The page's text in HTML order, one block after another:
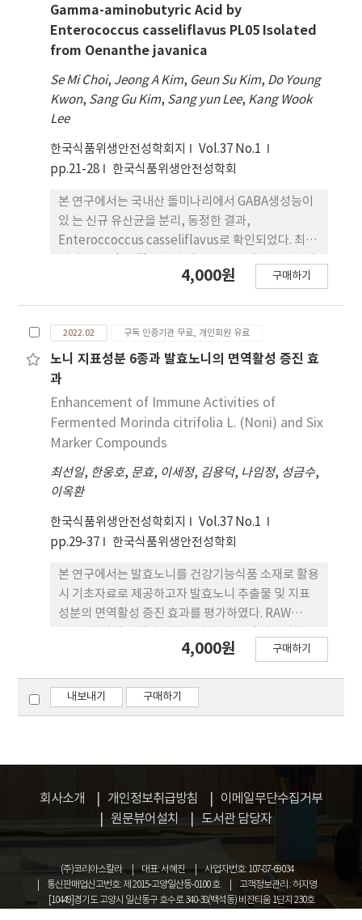
방법에 비해 종 특이 primer를 활용한 PCR 방법을
적 용 할 경우 시료에서 분리된 균주의 종(species)
판별이 가 능하였다.
Gamma-aminobutyric Acid by
Enterococcus casseliflavus PL05 Isolated
from Oenanthe javanica
Se Mi Choi, Jeong A Kim, Geun Su Kim, Do Young
Kwon, Sang Gu Kim, Sang yun Lee, Kang Wook
Lee
한국식품위생안전성학회지
Vol.37 No.1
pp.21-28
한국식품위생안전성학회
본 연구에서는 국내산 돌미나리에서 GABA생성능이
있 는 신규 유산균을 분리, 동정한 결과,
Enteroccoccus casseliflavus로 확인되었다. 최근
대한 보고는 많이 되고 있고, 일 부 Enterococcs속
casseliflavus PL05 균주에 대한 GABA 생성 최적 조
건을 찾기 위하여 배지의 유형, 생육 온도, 초기 pH
조건, 배양 시간, MGS 농도 및 탄소원을 포함한 다양
한 조건을 테스 트하였다. PL05 균주는 MRS 혹은
TSB 배지보다 BHI 배 지에서 생육이 잘 되었으며,
배지의 초기 pH는 7-9 조건 에서 가장 생육이 왕성하
였고, GABA 생성 조건 역시 유 사한 결과로 확인되었
다. GABA의 기질에 해당하는 MSG 의 농도별 GABA
생성량을 조사한 결과, 7%에서 가장 높 은 생성량을
나타내었으나 5%에서도 유사한 수준으로 확 인되어
효율적인 측면에서 5%가 적합할 것으로 판단된다.
탄소원에 따른 생육 및 GABA 생성량은 말토오스를
사용 하였을 때 가장 높은 것으로 확인되었고, 이러한
최적의 조건들로 최종 테스트를 진행한 결과, 24시간
째 140.06±0.71 mM의 GABA가 생성되었고, 전환
율은 78.95%로 확인되 었다. 또한 반코마이신을 포함
한 10개의 항생제에 대한 감 수성을 조사한 결과 내성
4,000원 구매하기
2022.02 구독 인증기관 무료, 개인회원 유료
노니 지표성분 6종과 발효노니의 면역활성 증진 효
과
Enhancement of Immune Activities of
Fermented Morinda citrifolia L. (Noni) and Six
Marker Compounds
최선일, 한웅호, 문효, 이세정, 김용덕, 나임정, 성금수,
이옥환
한국식품위생안전성학회지
Vol.37 No.1
pp.29-37
한국식품위생안전성학회
본 연구에서는 발효노니를 건강기능식품 소재로 활용
시 기초자료로 제공하고자 발효노니 추출물 및 지표
성분의 면역활성 증진 효과를 평가하였다. RAW
종을 처리하여 XTT 세포독성평가, Nitric Oxide 생
genes 발현분석 수행하였다. 뿐만 아 니라 양성대조
군으로 LPS와 기능성 원료로 사용되고 있 는 발효홍
분 6종 중 SCP 및 ASE에서 NO 생성이 증가됨을 확
인하 였다. 뿐만 아니라 ASE 처리군에서는 IL-6 및
IL-1β의 생 성이 증가되었으며, iNOS 및 TNF-α의
immune marker genes 발현이 증가됨을 확인하였
다. 발효노니 추출물 효능 평가에서는 발효시 NO 생
성 및 IL-6, IL-1β의 생성, COX2 의 발현이 증가되는
것으로 나타났다. 이러한 연구 결과 는 발효노니 추출
물 및 지표성분의 선천면역 활성증가를 타나내며 노
4,000원 구매하기
내보내기 구매하기
회사소개 개인정보취급방침
이메일무단수집거부
원문뷰어설치
도서관 담당자
(주)코리아스칼라 대표: 서혜진
사업자번호: 107-87-69034
통신판매업신고번호: 제 2015-고양일산동-0100 호
고객정보관리 : 허지영
[10449]경기도 고양시 일산동구 호수로 340-38(백석동) 비잔티움 1단지 230호